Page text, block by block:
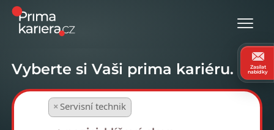
Vyberte si Vaši prima kariéru.
× Servisní technik
Zasílat
nabídky